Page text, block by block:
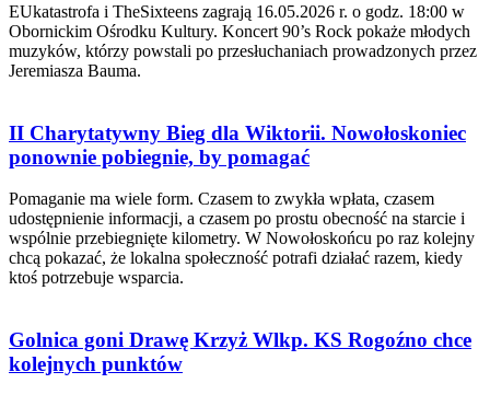
EUkatastrofa i TheSixteens zagrają 16.05.2026 r. o godz. 18:00 w
Obornickim Ośrodku Kultury. Koncert 90’s Rock pokaże młodych
muzyków, którzy powstali po przesłuchaniach prowadzonych przez
Jeremiasza Bauma.
II Charytatywny Bieg dla Wiktorii. Nowołoskoniec
ponownie pobiegnie, by pomagać
Pomaganie ma wiele form. Czasem to zwykła wpłata, czasem
udostępnienie informacji, a czasem po prostu obecność na starcie i
wspólnie przebiegnięte kilometry. W Nowołoskońcu po raz kolejny
chcą pokazać, że lokalna społeczność potrafi działać razem, kiedy
ktoś potrzebuje wsparcia.
Golnica goni Drawę Krzyż Wlkp. KS Rogoźno chce
kolejnych punktów